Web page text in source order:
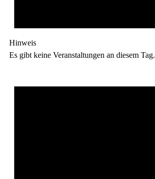
Hinweis
Es gibt keine Veranstaltungen an diesem Tag.